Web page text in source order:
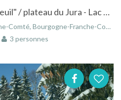
Chalet "Le gîte de l'Ecureuil" / plateau du Jura - Lac de Vouglans
Bourgogne-Franche-Comté, France
3 personnes